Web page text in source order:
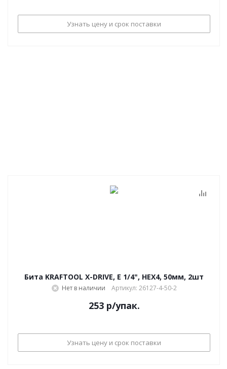
Узнать цену и срок поставки
Бита KRAFTOOL X-DRIVE, E 1/4", HEX4, 50мм, 2шт
Нет в наличии Артикул: 26127-4-50-2
253р/упак.
Узнать цену и срок поставки